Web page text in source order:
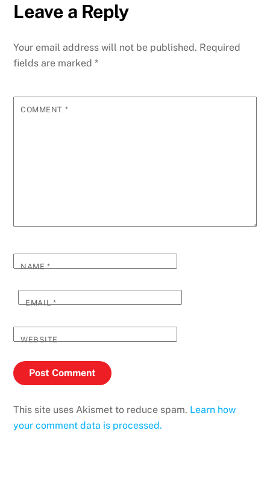
Leave a Reply
Your email address will not be published. Required
fields are marked*
COMMENT *
NAME*
EMAIL*
WEBSITE
This site uses Akismet to reduce spam. Learn how
your comment data is processed.